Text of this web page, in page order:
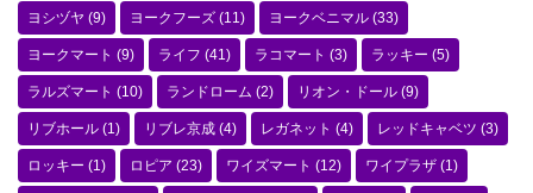
ヨシヅヤ (9) ヨークフーズ (11) ヨークベニマル (33)
ヨークマート (9) ライフ (41) ラコマート (3) ラッキー (5)
ラルズマート (10) ランドローム (2) リオン・ドール (9)
リブホール (1) リブレ京成 (4) レガネット (4) レッドキャベツ (3)
ロッキー (1) ロピア (23) ワイズマート (12) ワイプラザ (1)